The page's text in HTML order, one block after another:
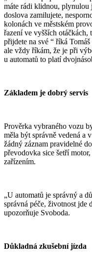
máte rádi klidnou, plynulou
doslova zamilujete,
kolonách ve městském
řazení ve vyšších otáčkách,
přijdete na své “ říká
ale vždy říkám, že je při
u automatů to platí
Základem je dobrý servis
Prověrka vybraného vozu
měla být správně vedená a
žádný záznam pravidelné
převodovka sice šetří
zařízením.
„U automatů je správný a
správná péče, životnost jde
upozorňuje Svoboda.
Důkladná zkušební jízda